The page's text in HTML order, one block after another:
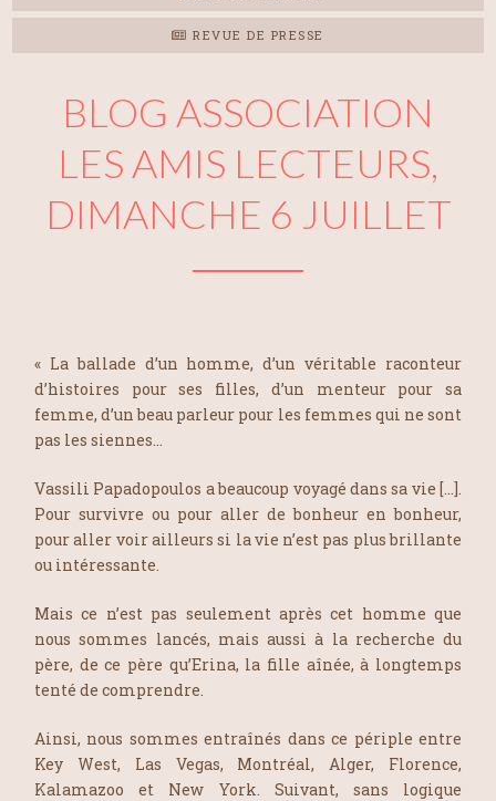
REVUE DE PRESSE
BLOG ASSOCIATION
LES AMIS LECTEURS,
DIMANCHE 6 JUILLET
« La ballade d’un homme, d’un véritable raconteur
d’histoires pour ses filles, d’un menteur pour sa
femme, d’un beau parleur pour les femmes qui ne sont
pas les siennes…
Vassili Papadopoulos a beaucoup voyagé dans sa vie […].
Pour survivre ou pour aller de bonheur en bonheur,
pour aller voir ailleurs si la vie n’est pas plus brillante
ou intéressante.
Mais ce n’est pas seulement après cet homme que
nous sommes lancés, mais aussi à la recherche du
père, de ce père qu’Erina, la fille aînée, à longtemps
tenté de comprendre.
Ainsi, nous sommes entraînés dans ce périple entre
Key West, Las Vegas, Montréal, Alger, Florence,
Kalamazoo et New York. Suivant, sans logique